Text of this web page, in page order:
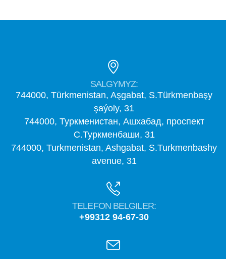
SALGYMYZ:
744000, Türkmenistan, Aşgabat, S.Türkmenbaşy
şaýoly, 31
744000, Туркменистан, Ашхабад, проспект
С.Туркменбаши, 31
744000, Turkmenistan, Ashgabat, S.Turkmenbashy
avenue, 31
TELEFON BELGILER:
+99312 94-67-30